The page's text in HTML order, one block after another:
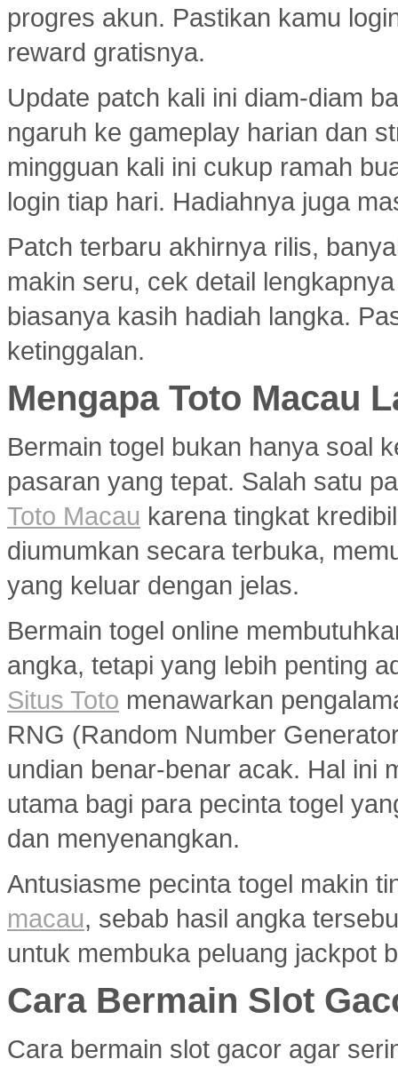
progres akun. Pastikan kamu
reward gratisnya.
Update patch kali ini diam-diam
ngaruh ke gameplay harian dan
mingguan kali ini cukup ramah
login tiap hari. Hadiahnya juga
Patch terbaru akhirnya rilis,
makin seru, cek detail
biasanya kasih hadiah langka.
ketinggalan.
Mengapa Toto Macau
Bermain togel bukan hanya soal
pasaran yang tepat. Salah satu
Toto Macau karena tingkat
diumumkan secara terbuka,
yang keluar dengan jelas.
Bermain togel online
angka, tetapi yang lebih penting
Situs Toto menawarkan
RNG (Random Number
undian benar-benar acak. Hal ini
utama bagi para pecinta togel
dan menyenangkan.
Antusiasme pecinta togel makin
macau, sebab hasil angka
untuk membuka peluang jackpot
Cara Bermain Slot
Cara bermain slot gacor agar